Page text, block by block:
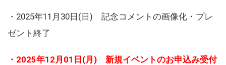
・2025年11月30日(日) 記念コメントの画像化・プレ
ゼント終了
・2025年12月01日(月) 新規イベントのお申込み受付